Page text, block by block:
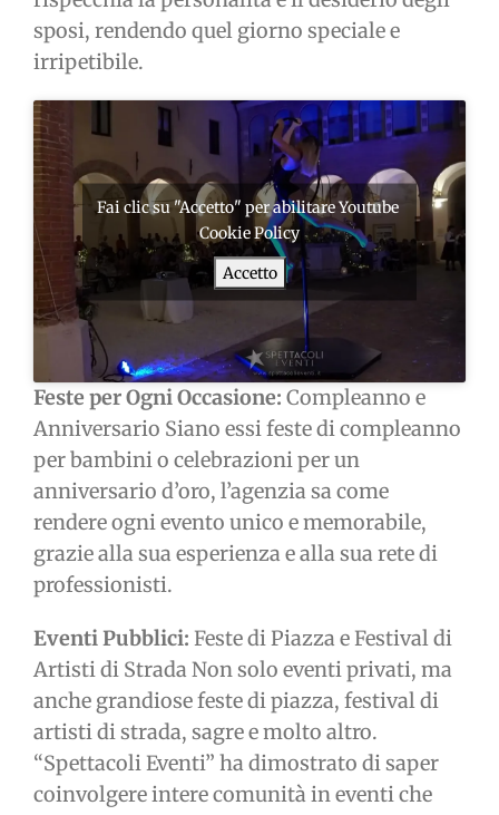
sposi, rendendo quel giorno speciale e
irripetibile.
Fai clic su "Accetto" per abilitare Youtube
Cookie Policy
Accetto
Feste per Ogni Occasione: Compleanno e
Anniversario Siano essi feste di compleanno
per bambini o celebrazioni per un
anniversario d’oro, l’agenzia sa come
rendere ogni evento unico e memorabile,
grazie alla sua esperienza e alla sua rete di
professionisti.
Eventi Pubblici: Feste di Piazza e Festival di
Artisti di Strada Non solo eventi privati, ma
anche grandiose feste di piazza, festival di
artisti di strada, sagre e molto altro.
“Spettacoli Eventi” ha dimostrato di saper
coinvolgere intere comunità in eventi che